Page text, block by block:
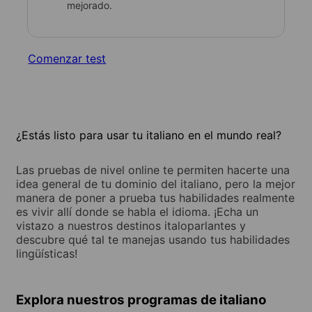
mejorado.
Comenzar test
¿Estás listo para usar tu italiano en el mundo real?
Las pruebas de nivel online te permiten hacerte una
idea general de tu dominio del italiano, pero la mejor
manera de poner a prueba tus habilidades realmente
es vivir allí donde se habla el idioma. ¡Echa un
vistazo a nuestros destinos italoparlantes y
descubre qué tal te manejas usando tus habilidades
lingüísticas!
Explora nuestros programas de italiano